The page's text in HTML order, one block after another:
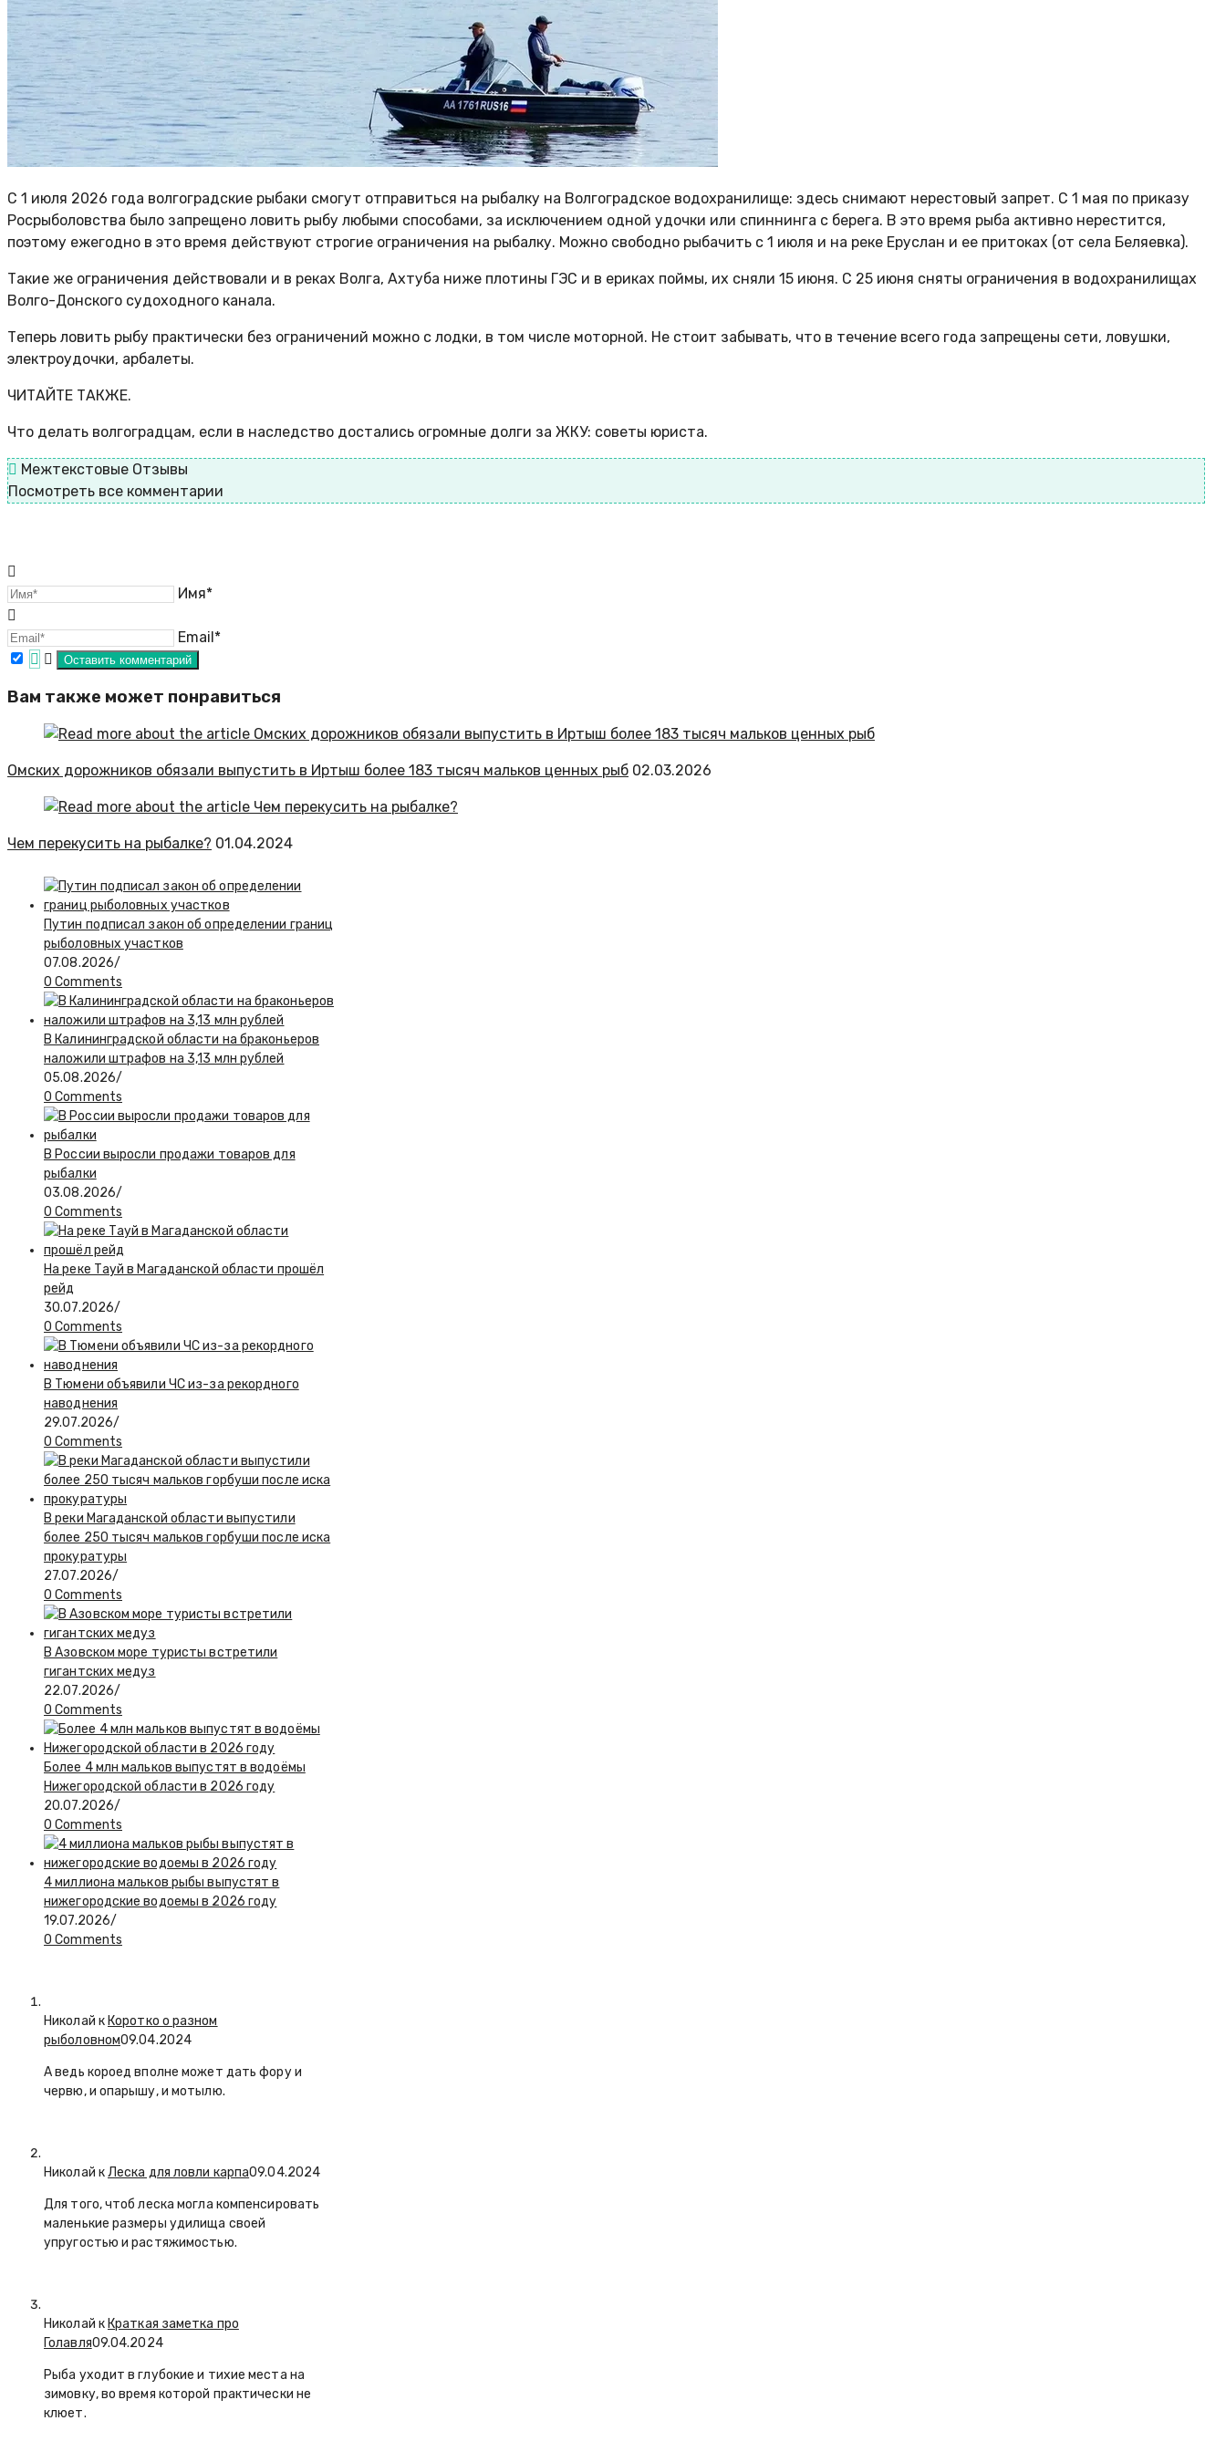
С 1 июля 2026 года волгоградские рыбаки смогут отправиться на рыбалку на Волгоградское водохранилище: здесь снимают нерестовый запрет. С 1 мая по приказу
Росрыболовства было запрещено ловить рыбу любыми способами, за исключением одной удочки или спиннинга с берега. В это время рыба активно нерестится,
поэтому ежегодно в это время действуют строгие ограничения на рыбалку. Можно свободно рыбачить с 1 июля и на реке Еруслан и ее притоках (от села Беляевка).
Такие же ограничения действовали и в реках Волга, Ахтуба ниже плотины ГЭС и в ериках поймы, их сняли 15 июня. С 25 июня сняты ограничения в водохранилищах
Волго-Донского судоходного канала.
Теперь ловить рыбу практически без ограничений можно с лодки, в том числе моторной. Не стоит забывать, что в течение всего года запрещены сети, ловушки,
электроудочки, арбалеты.
ЧИТАЙТЕ ТАКЖЕ.
Что делать волгоградцам, если в наследство достались огромные долги за ЖКУ: советы юриста.
Межтекстовые Отзывы
Посмотреть все комментарии
Имя*
Email*
Вам также может понравиться
Омских дорожников обязали выпустить в Иртыш более 183 тысяч мальков ценных рыб 02.03.2026
Чем перекусить на рыбалке? 01.04.2024
Путин подписал закон об определении границ
рыболовных участков
07.08.2026/
0 Comments
В Калининградской области на браконьеров
наложили штрафов на 3,13 млн рублей
05.08.2026/
0 Comments
В России выросли продажи товаров для
рыбалки
03.08.2026/
0 Comments
На реке Тауй в Магаданской области прошёл
рейд
30.07.2026/
0 Comments
В Тюмени объявили ЧС из-за рекордного
наводнения
29.07.2026/
0 Comments
В реки Магаданской области выпустили
более 250 тысяч мальков горбуши после иска
прокуратуры
27.07.2026/
0 Comments
В Азовском море туристы встретили
гигантских медуз
22.07.2026/
0 Comments
Более 4 млн мальков выпустят в водоёмы
Нижегородской области в 2026 году
20.07.2026/
0 Comments
4 миллиона мальков рыбы выпустят в
нижегородские водоемы в 2026 году
19.07.2026/
0 Comments
Николай к Коротко о разном
рыболовном09.04.2024
А ведь короед вполне может дать фору и
червю, и опарышу, и мотылю.
Николай кЛеска для ловли карпа09.04.2024
Для того, чтоб леска могла компенсировать
маленькие размеры удилища своей
упругостью и растяжимостью.
Николай к Краткая заметка про
Голавля09.04.2024
Рыба уходит в глубокие и тихие места на
зимовку, во время которой практически не
клюет.